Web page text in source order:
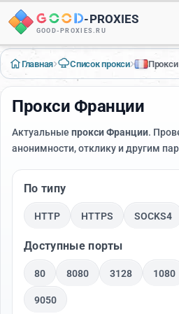
-PROXIES
GOOD-PROXIES.RU
Главная› Список прокси›
Прокси Франции
Актуальные прокси Франции.
анонимности, отклику и другим
По типу
HTTP HTTPS SOCKS4
Доступные порты
80 8080 3128 1080
9050